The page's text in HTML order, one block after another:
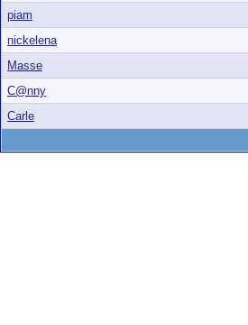
piam
nickelena
Masse
C@nny
Carle